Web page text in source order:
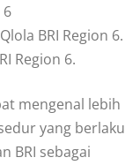
6
BRI Region 6.
Region 6.
mengenal lebih
yang berlaku
BRI sebagai